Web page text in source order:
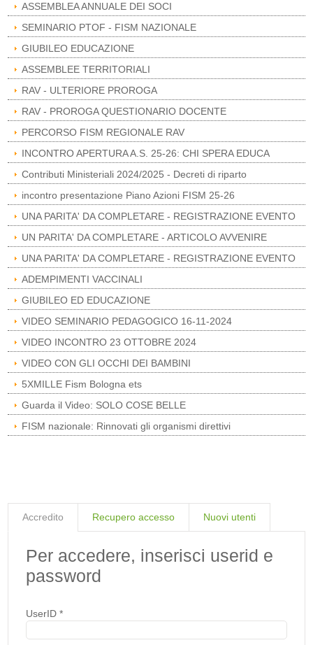
ASSEMBLEA ANNUALE DEI SOCI
SEMINARIO PTOF - FISM NAZIONALE
GIUBILEO EDUCAZIONE
ASSEMBLEE TERRITORIALI
RAV - ULTERIORE PROROGA
RAV - PROROGA QUESTIONARIO DOCENTE
PERCORSO FISM REGIONALE RAV
INCONTRO APERTURA A.S. 25-26: CHI SPERA EDUCA
Contributi Ministeriali 2024/2025 - Decreti di riparto
incontro presentazione Piano Azioni FISM 25-26
UNA PARITA' DA COMPLETARE - REGISTRAZIONE EVENTO
UN PARITA' DA COMPLETARE - ARTICOLO AVVENIRE
UNA PARITA' DA COMPLETARE - REGISTRAZIONE EVENTO
ADEMPIMENTI VACCINALI
GIUBILEO ED EDUCAZIONE
VIDEO SEMINARIO PEDAGOGICO 16-11-2024
VIDEO INCONTRO 23 OTTOBRE 2024
VIDEO CON GLI OCCHI DEI BAMBINI
5XMILLE Fism Bologna ets
Guarda il Video: SOLO COSE BELLE
FISM nazionale: Rinnovati gli organismi direttivi
Accredito Recupero accesso Nuovi utenti
Per accedere, inserisci userid e
password
UserID*